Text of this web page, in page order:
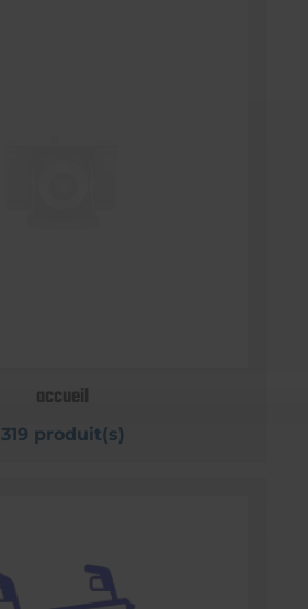
accueil
319 produit(s)